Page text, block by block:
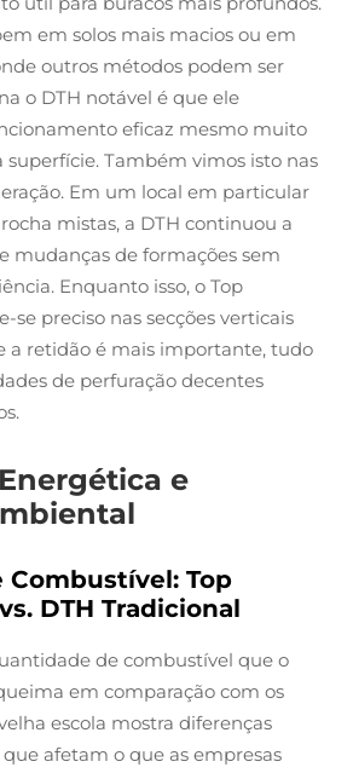
em solos mais macios ou em
outros métodos podem ser
o DTH notável é que ele
eficaz mesmo muito
superfície. Também vimos isto nas
Em um local em particular
mistas, a DTH continuou a
mudanças de formações sem
Enquanto isso, o Top
se preciso nas secções verticais
a retidão é mais importante, tudo
de perfuração decentes
e
Combustível: Top
DTH Tradicional
de combustível que o
em comparação com os
escola mostra diferenças
afetam o que as empresas